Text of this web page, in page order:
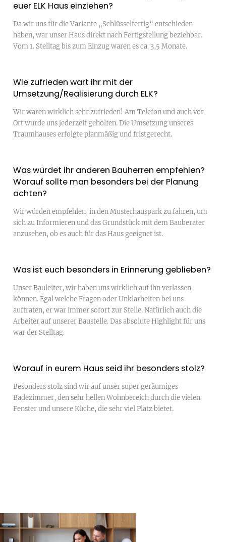
euer ELK Haus einziehen?
Da wir uns für die Variante „Schlüsselfertig“ entschieden
haben, war unser Haus direkt nach Fertigstellung beziehbar.
Vom 1. Stelltag bis zum Einzug waren es ca. 3,5 Monate.
Wie zufrieden wart ihr mit der
Umsetzung/Realisierung durch ELK?
Wir waren wirklich sehr zufrieden! Am Telefon und auch vor
Ort wurde uns jederzeit geholfen. Die Umsetzung unseres
Traumhauses erfolgte planmäßig und fristgerecht.
Was würdet ihr anderen Bauherren empfehlen?
Worauf sollte man besonders bei der Planung
achten?
Wir würden empfehlen, in den Musterhauspark zu fahren, um
sich zu Informieren und das Grundstück mit dem Bauberater
anzusehen, ob es auch für das Haus geeignet ist.
Was ist euch besonders in Erinnerung geblieben?
Unser Bauleiter, wir haben uns wirklich auf ihn verlassen
können. Egal welche Fragen oder Unklarheiten bei uns
auftraten, er war immer sofort zur Stelle. Natürlich auch die
Arbeiter auf unserer Baustelle. Das absolute Highlight für uns
war der Stelltag.
Worauf in eurem Haus seid ihr besonders stolz?
Besonders stolz sind wir auf unser super geräumiges
Badezimmer, den sehr hellen Wohnbereich durch die vielen
Fenster und unsere Küche, die sehr viel Platz bietet.